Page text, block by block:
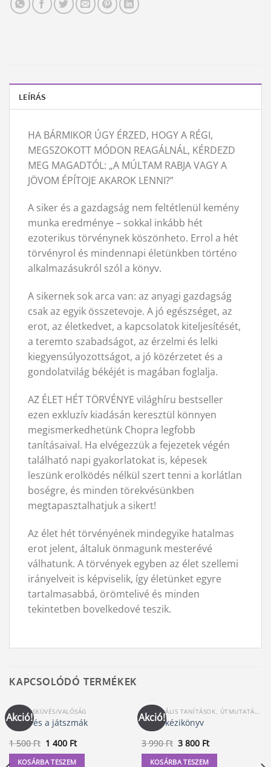
LEÍRÁS
HA BÁRMIKOR ÚGY ÉRZED, HOGY A RÉGI,
MEGSZOKOTT MÓDON REAGÁLNÁL, KÉRDEZD
MEG MAGADTÓL: „A MÚLTAM RABJA VAGY A
JÖVOM ÉPÍTOJE AKAROK LENNI?”
A siker és a gazdagság nem feltétlenül kemény
munka eredménye – sokkal inkább hét
ezoterikus törvénynek köszönheto. Errol a hét
törvényrol és mindennapi életünkben történo
alkalmazásukról szól a könyv.
A sikernek sok arca van: az anyagi gazdagság
csak az egyik összetevoje. A jó egészséget, az
erot, az életkedvet, a kapcsolatok kiteljesítését,
a teremto szabadságot, az érzelmi és lelki
kiegyensúlyozottságot, a jó közérzetet és a
gondolatvilág békéjét is magában foglalja.
AZ ÉLET HÉT TÖRVÉNYE világhíru bestseller
ezen exkluzív kiadásán keresztül könnyen
megismerkedhetünk Chopra legfobb
tanításaival. Ha elvégezzük a fejezetek végén
található napi gyakorlatokat is, képesek
leszünk erolködés nélkül szert tenni a korlátlan
boségre, és minden törekvésünkben
megtapasztalhatjuk a sikert!
Az élet hét törvényének mindegyike hatalmas
erot jelent, általuk önmagunk mesterévé
válhatunk. A törvények egyben az élet szellemi
irányelveit is képviselik, így életünket egyre
tartalmasabbá, örömtelivé és minden
tekintetben bovelkedové teszik.
KAPCSOLÓDÓ TERMÉKEK
Akció!
ÖSSZEESKÜVÉS/VALÓSÁG
Amer és a játszmák
1 500Ft Original
was:
1 400 FtCurrent
is:
KOSÁRBA TESZEM
Akció! SPIRITUÁLIS TANÍTÁSOK, ÚTMUTATÁSOK
Tarot kézikönyv
3 990Ft Original
was:
3 800 FtCurrent
is:
KOSÁRBA TESZEM